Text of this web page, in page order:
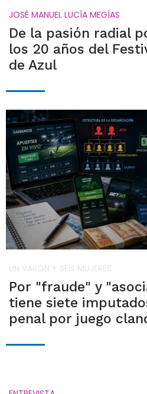
JOSÉ MANUEL LUCÍA MEGÍAS
De la pasión radial
los 20 años del
de Azul
UN VARÓN Y SEIS MUJERES
Por "fraude" y
tiene siete
penal por juego